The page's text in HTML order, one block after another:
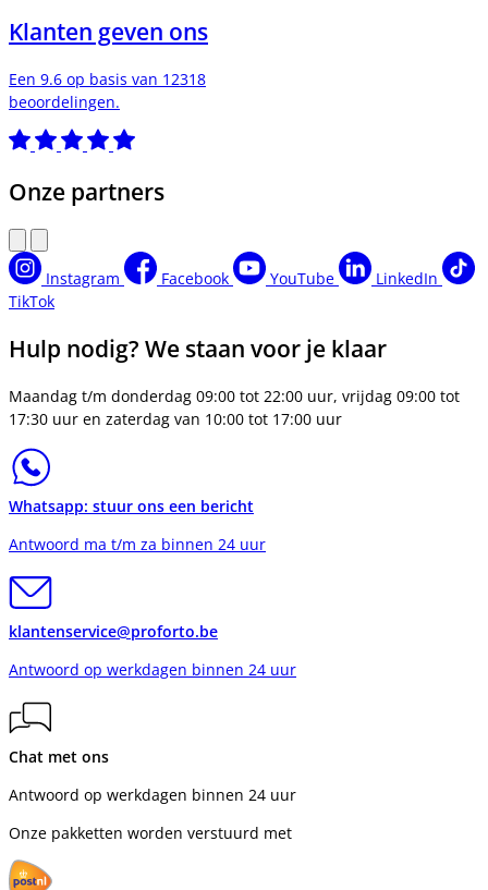
Klanten geven ons
Een 9.6 op basis van 12318
beoordelingen.
Onze partners
Instagram Facebook YouTube
LinkedIn
TikTok
Hulp nodig? We staan voor je klaar
Maandag t/m donderdag 09:00 tot 22:00 uur, vrijdag 09:00 tot
17:30 uur en zaterdag van 10:00 tot 17:00 uur
Whatsapp: stuur ons een bericht
Antwoord ma t/m za binnen 24 uur
klantenservice@proforto.be
Antwoord op werkdagen binnen 24 uur
Chat met ons
Antwoord op werkdagen binnen 24 uur
Onze pakketten worden verstuurd met